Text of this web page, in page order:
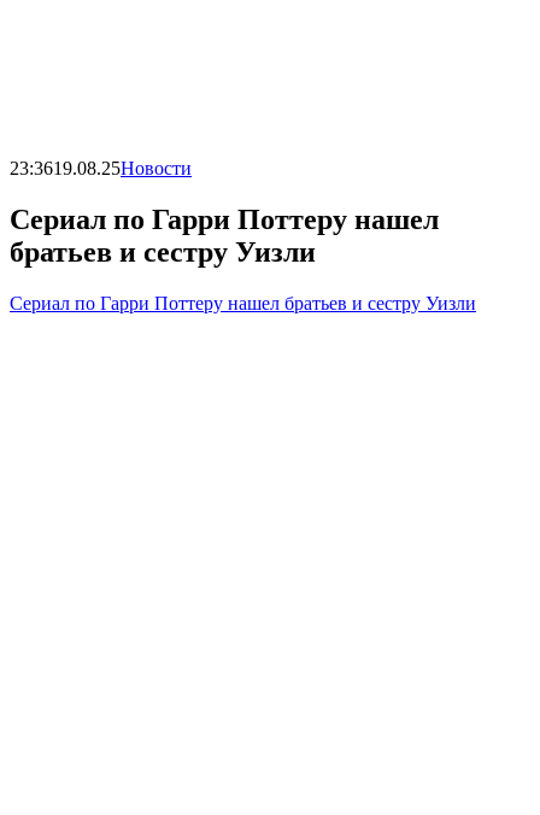
23:3619.08.25Новости
Сериал по Гарри Поттеру нашел
братьев и сестру Уизли
Сериал по Гарри Поттеру нашел братьев и сестру Уизли